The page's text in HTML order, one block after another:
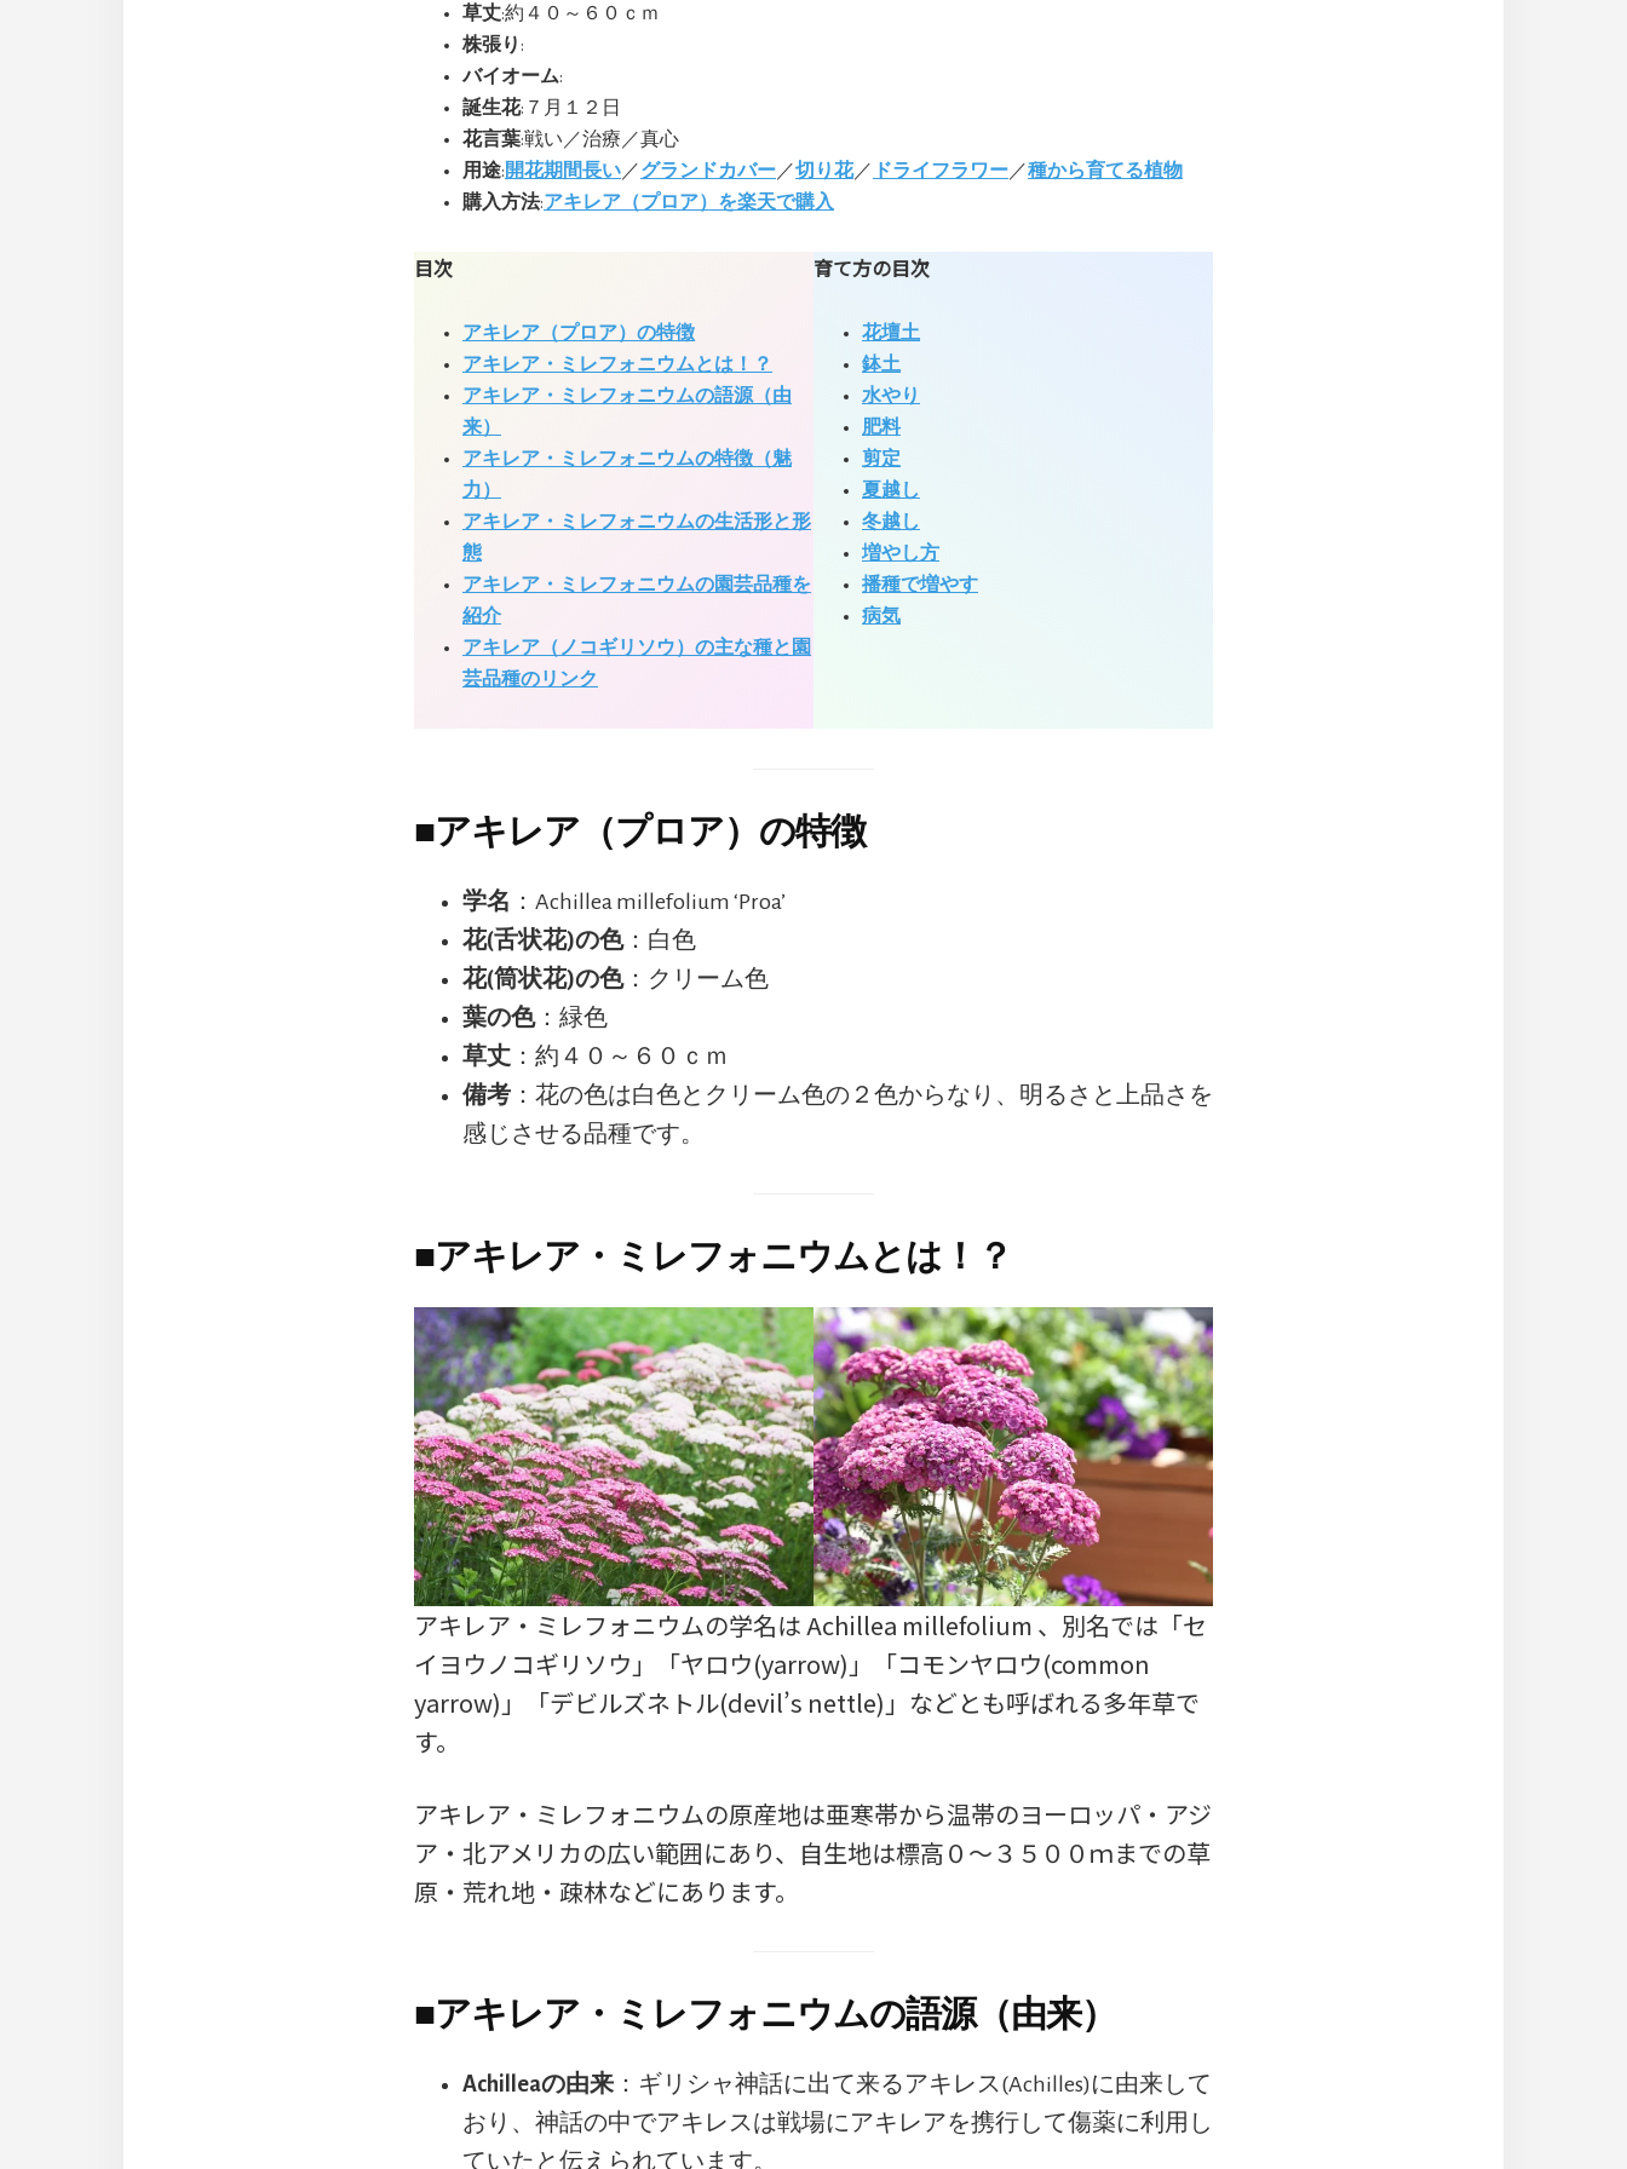
草丈:約４０～６０ｃｍ
株張り :
バイオーム:
誕生花:７月１２日
花言葉:戦い／治療／真心
用途:開花期間長い ／グランドカバー ／切り花／ ドライフラワー ／種から育てる植物
購入方法:アキレア（プロア）を楽天で購入
目次
アキレア（プロア）の特徴
アキレア・ミレフォニウムとは！？
アキレア・ミレフォニウムの語源（由
来）
アキレア・ミレフォニウムの特徴（魅
力）
アキレア・ミレフォニウムの生活形と形
態
アキレア・ミレフォニウムの園芸品種を
紹介
アキレア（ノコギリソウ）の主な種と園
芸品種のリンク
育て方の目次
花壇土
鉢土
水やり
肥料
剪定
夏越し
冬越し
増やし方
播種で増やす
病気
■アキレア（プロア）の特徴
学名 ：Achillea millefolium ‘Proa’
花(舌状花)の色：白色
花(筒状花)の色：クリーム色
葉の色：緑色
草丈 ：約４０～６０ｃｍ
備考 ：花の色は白色とクリーム色の２色からなり、明るさと上品さを
感じさせる品種です。
■アキレア・ミレフォニウムとは！？
アキレア・ミレフォニウムの学名は Achillea millefolium 、別名では「セ
イヨウノコギリソウ」「ヤロウ(yarrow)」「コモンヤロウ(common
yarrow)」「デビルズネトル(devil’s nettle)」などとも呼ばれる多年草で
す。
アキレア・ミレフォニウムの原産地は亜寒帯から温帯のヨーロッパ・アジ
ア・北アメリカの広い範囲にあり、自生地は標高０～３５００ｍまでの草
原・荒れ地・疎林などにあります。
■アキレア・ミレフォニウムの語源（由来）
Achilleaの由来 ：ギリシャ神話に出て来るアキレス(Achilles)に由来して
おり、神話の中でアキレスは戦場にアキレアを携行して傷薬に利用し
ていたと伝えられています。